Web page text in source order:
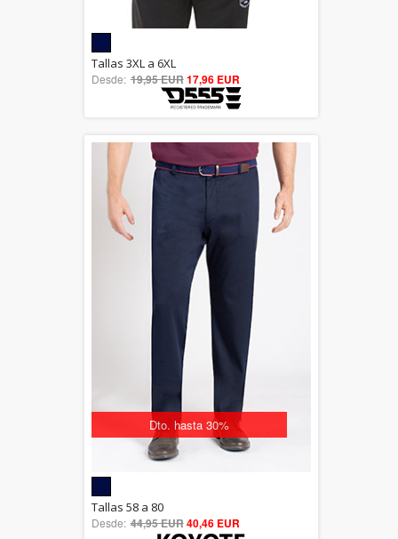
5.00
out of 5
Tallas 3XL a 6XL
Desde: 19,95 EUR17,96 EUR
Dto. hasta 30%
out of 5
Tallas 58 a 80
Desde: 44,95 EUR40,46 EUR